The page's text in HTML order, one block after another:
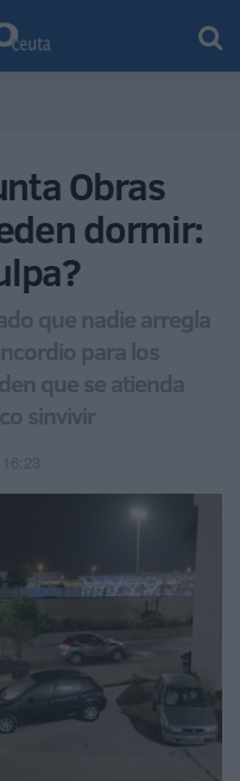
Obras
dormir:
que nadie arregla
para los
que se atienda
sinvivir